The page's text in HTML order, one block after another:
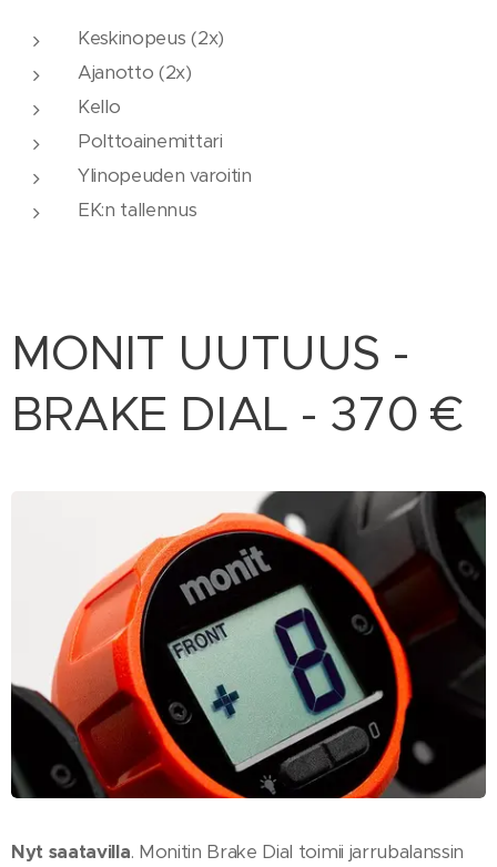
Keskinopeus (2x)
Ajanotto (2x)
Kello
Polttoainemittari
Ylinopeuden varoitin
EK:n tallennus
MONIT UUTUUS -
BRAKE DIAL - 370 €
Nyt saatavilla. Monitin Brake Dial toimii jarrubalanssin